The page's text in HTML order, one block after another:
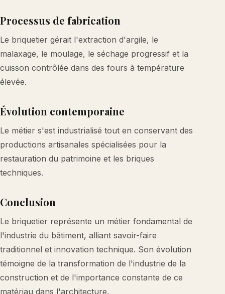
Processus de fabrication
Le briquetier gérait l'extraction d'argile, le
malaxage, le moulage, le séchage progressif et la
cuisson contrôlée dans des fours à température
élevée.
Évolution contemporaine
Le métier s'est industrialisé tout en conservant des
productions artisanales spécialisées pour la
restauration du patrimoine et les briques
techniques.
Conclusion
Le briquetier représente un métier fondamental de
l'industrie du bâtiment, alliant savoir-faire
traditionnel et innovation technique. Son évolution
témoigne de la transformation de l'industrie de la
construction et de l'importance constante de ce
matériau dans l'architecture.